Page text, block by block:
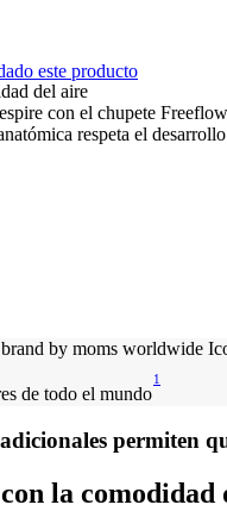
este producto
del aire
con el chupete
respeta el
de todo el mundo
1
permiten
la comodidad